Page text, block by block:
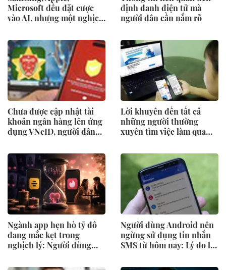
Microsoft đều đặt cược
vào AI, nhưng một nghịch
mua không phải lúc nào
cũng dùng
định danh điện tử mà
người dân cần nắm rõ
Chưa được cập nhật tài
khoản ngân hàng lên ứng
dụng VNeID, người dân
Lời khuyên đến tất cả
những người thường
xuyên tìm việc làm qua
Ngành app hẹn hò tỷ đô
đang mắc kẹt trong
nghịch lý: Người dùng
là công ty mất một khách
Người dùng Android nên
ngừng sử dụng tin nhắn
SMS từ hôm nay: Lý do là